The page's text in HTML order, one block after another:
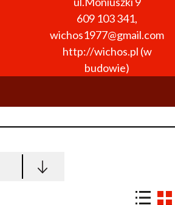
609 103 341,
wichos1977@gmail.com
http://wichos.pl (w
budowie)